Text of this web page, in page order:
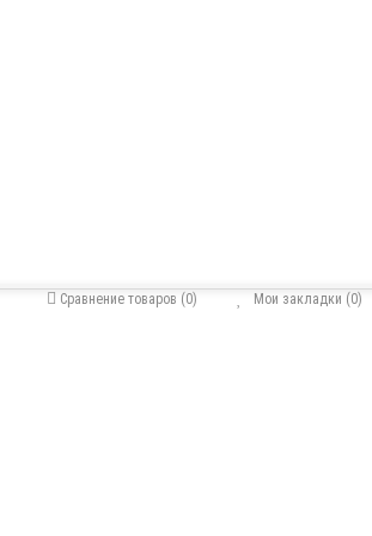
Мои закладки (0)
Сравнение товаров (0)